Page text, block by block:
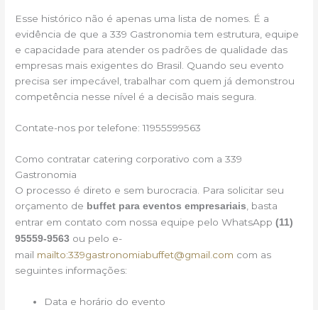
Esse histórico não é apenas uma lista de nomes. É a
evidência de que a 339 Gastronomia tem estrutura, equipe
e capacidade para atender os padrões de qualidade das
empresas mais exigentes do Brasil. Quando seu evento
precisa ser impecável, trabalhar com quem já demonstrou
competência nesse nível é a decisão mais segura.
Contate-nos por telefone: 11955599563
Como contratar catering corporativo com a 339
Gastronomia
O processo é direto e sem burocracia. Para solicitar seu
orçamento de buffet para eventos empresariais , basta
entrar em contato com nossa equipe pelo WhatsApp(11)
95559-9563 ou pelo e-
mail mailto:339gastronomiabuffet@gmail.com com as
seguintes informações:
Data e horário do evento